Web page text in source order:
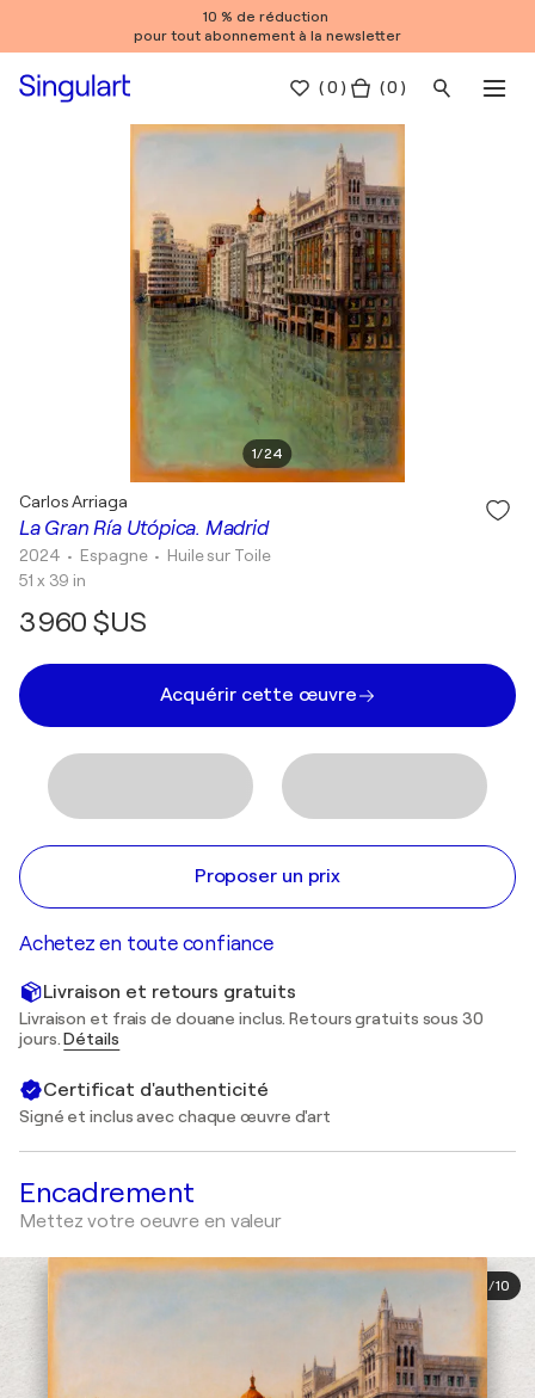
10 % de réduction
pour tout abonnement à la newsletter
(0 ) ( 0 )
1/24
La Gran Ría Utópica. Madrid
Carlos Arriaga
2024 • Espagne • Huile sur Toile
51 x 39 in
3 960 $US
Acquérir cette œuvre
Proposer un prix
Achetez en toute confiance
Livraison et retours gratuits
Livraison et frais de douane inclus. Retours gratuits sous 30
jours.Détails
Certificat d'authenticité
Signé et inclus avec chaque œuvre d'art
Encadrement
Mettez votre oeuvre en valeur
1/10